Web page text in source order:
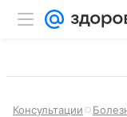
Консультации